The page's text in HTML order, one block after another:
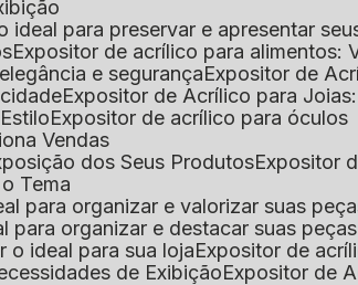
ideal para preservar e apresentar
Expositor de acrílico para alimentos:
e segurança Expositor de
Expositor de Acrílico para
Expositor de acrílico para óculos
Vendas
dos Seus Produtos Expositor
Tema
para organizar e valorizar suas
para organizar e destacar suas peças
o ideal para sua loja Expositor de
de Exibição Expositor de